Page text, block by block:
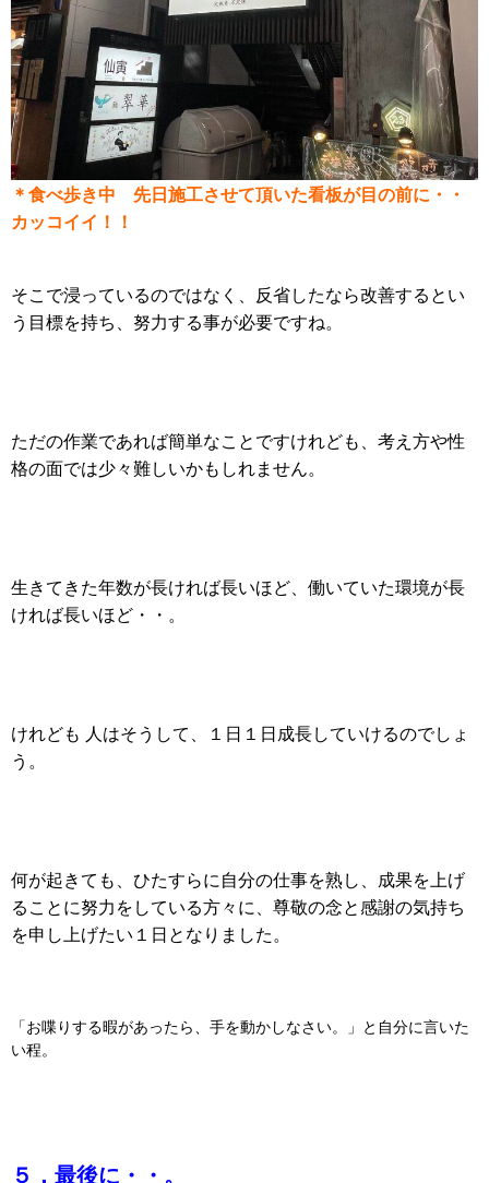
＊食べ歩き中 先日施工させて頂いた看板が目の前に・・
カッコイイ！！
そこで浸っているのではなく、反省したなら改善するとい
う目標を持ち、努力する事が必要ですね。
ただの作業であれば簡単なことですけれども、考え方や性
格の面では少々難しいかもしれません。
生きてきた年数が長ければ長いほど、働いていた環境が長
ければ長いほど・・。
けれども 人はそうして、１日１日成長していけるのでしょ
う。
何が起きても、ひたすらに自分の仕事を熟し、成果を上げ
ることに努力をしている方々に、尊敬の念と感謝の気持ち
を申し上げたい１日となりました。
「お喋りする暇があったら、手を動かしなさい。」と自分に言いた
い程。
５．最後に・・。